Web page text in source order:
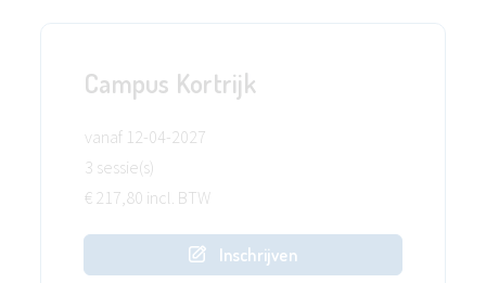
Campus Kortrijk
vanaf 12-04-2027
3 sessie(s)
€ 217,80 incl. BTW
Inschrijven